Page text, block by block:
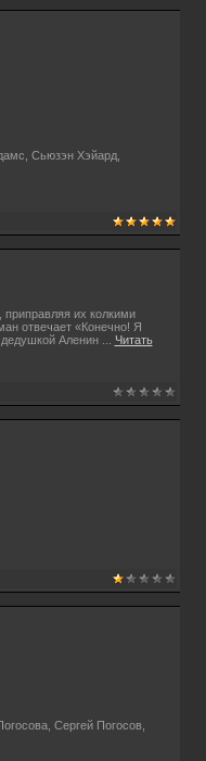
Сьюзэн Хэйард,
приправляя их колкими
отвечает «Конечно! Я
Аленин
Читать
Сергей Погосов,